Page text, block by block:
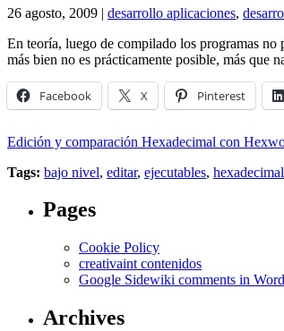
26 agosto, 2009 | desarrollo aplicaciones,
En teoría, luego de compilado los programas no
más bien no es prácticamente posible, más que
Facebook X Pinterest
Edición y comparación Hexadecimal con
Tags: bajo nivel, editar, ejecutables, hexadecimal
Pages
Cookie Policy
creativaint contenidos
Google Sidewiki comments in
Archives